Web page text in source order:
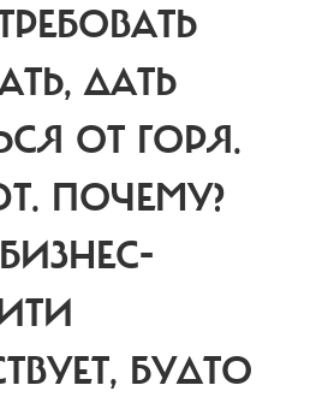
ДАТЬ
ОТ ГОРЯ.
ПОЧЕМУ?
БУДТО